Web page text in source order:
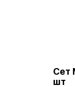
Сет
шт